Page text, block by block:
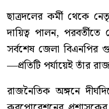
ছাত্রদলের কর্মী থেকে
দায়িত্ব পালন,
সর্বশেষ জেলা বিএনপির
—প্রতিটি পর্যায়েই তাঁর
রাজনৈতিক অঙ্গনে